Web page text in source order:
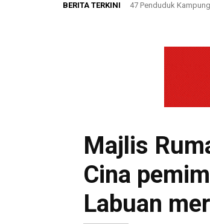
BERITA TERKINI 47 Penduduk
Majlis
Cina
Labuan